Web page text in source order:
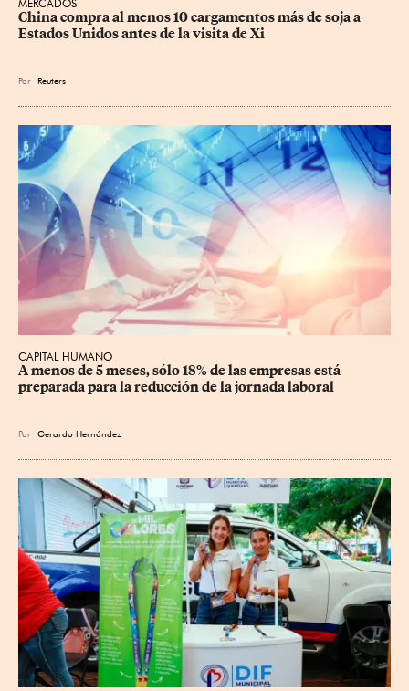
MERCADOS
China compra al menos 10 cargamentos más de soja a
Estados Unidos antes de la visita de Xi
Por Reuters
CAPITAL HUMANO
A menos de 5 meses, sólo 18% de las empresas está
preparada para la reducción de la jornada laboral
Por Gerardo Hernández